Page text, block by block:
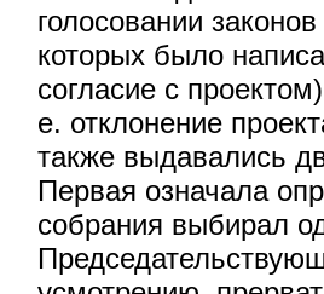
голосовании
которых было
согласие с
е. отклонение
также выдавались
Первая означала
собрания выбирал